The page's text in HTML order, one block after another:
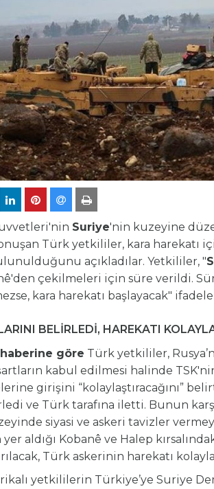
Suriye'nin kuzeyine
Türk yetkililer, kara harekatı
açıkladılar. Yetkililer, "
çekilmeleri için süre verildi.
kara harekatı başlayacak"
BELİRLEDİ, HAREKATI
göre Türk yetkililer,
kabul edilmesi halinde
girişini “kolaylaştıracağını”
ve Türk tarafına iletti. Bunun
siyasi ve askeri tavizler
aldığı Kobanê ve Halep
Türk askerinin harekatı
yetkililerin Türkiye’ye Suriye